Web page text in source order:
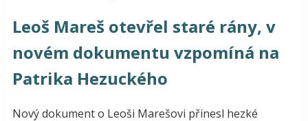
Leoš Mareš otevřel staré rány, v
novém dokumentu vzpomíná na
Patrika Hezuckého
Nový dokument o Leoši Marešovi přinesl hezké